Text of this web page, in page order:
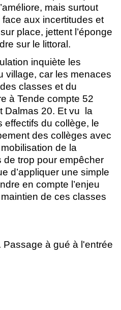
mais surtout
aux incertitudes et
place, jettent l’éponge
sur le littoral.
inquiète les
village, car les menaces
classes et du
à Tende compte 52
20. Et vu  la
effectifs du collège, le
des collèges avec
de la
de trop pour empêcher
d’appliquer une simple
en compte l’enjeu
de ces classes
Passage à gué à l'entrée